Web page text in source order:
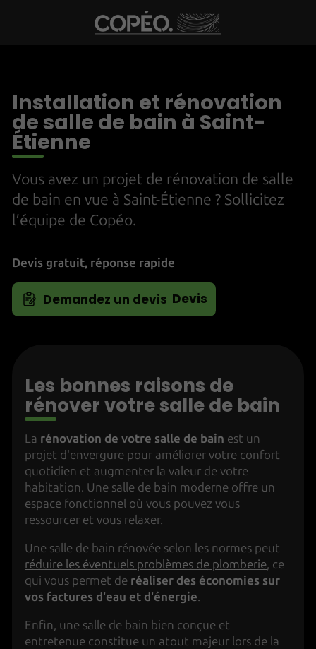
Installation et rénovation
de salle de bain à Saint-
Étienne
Vous avez un projet de rénovation de salle
de bain en vue à Saint-Étienne ? Sollicitez
l’équipe de Copéo.
Devis gratuit, réponse rapide
Demandez un devis Devis
Les bonnes raisons de
rénover votre salle de bain
La rénovation de votre salle de bain est un
projet d'envergure pour améliorer votre confort
quotidien et augmenter la valeur de votre
habitation. Une salle de bain moderne offre un
espace fonctionnel où vous pouvez vous
ressourcer et vous relaxer.
Une salle de bain rénovée selon les normes peut
réduire les éventuels problèmes de plomberie, ce
qui vous permet de réaliser des économies sur
vos factures d'eau et d'énergie.
Enfin, une salle de bain bien conçue et
entretenue constitue un atout majeur lors de la